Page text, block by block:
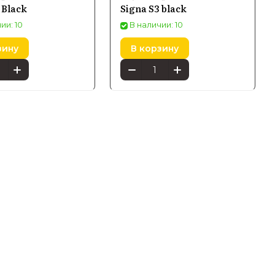
Reserve, каждая из которых сочетает в
решениями считаются
глубокие басы и чистый звук
и домашних студиях, где важна
и использует технологии,
искажения. Компания также
благодаря тщательному контролю
гарантией производителя и
Black
10
Signa S3 black
В наличии: 10
В корзину